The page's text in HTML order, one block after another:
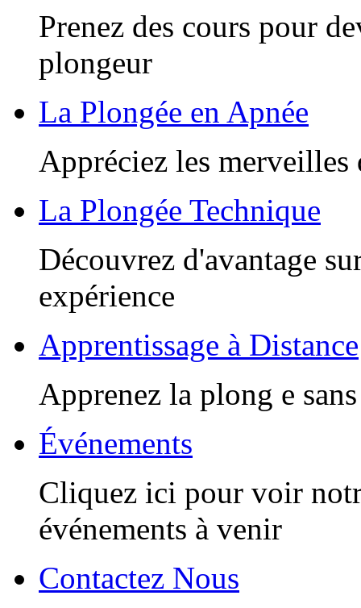
Prenez des cours pour
plongeur
La Plongée en Apnée
Appréciez les merveilles
La Plongée Technique
Découvrez d'avantage
expérience
Apprentissage à Distance
Apprenez la plong e
Événements
Cliquez ici pour voir
événements à venir
Contactez Nous